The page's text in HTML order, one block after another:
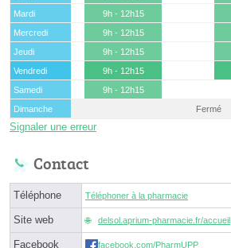
Mardi
9h - 12h15
Mercredi
9h - 12h15
Jeudi
9h - 12h15
Vendredi
9h - 12h15
Samedi
9h - 12h15
Dimanche
Fermé
Signaler une erreur
Contact
Téléphone Téléphoner à la pharmacie
Site web delsol.aprium-pharmacie.fr/accueil
Facebook facebook.com/PharmUPP